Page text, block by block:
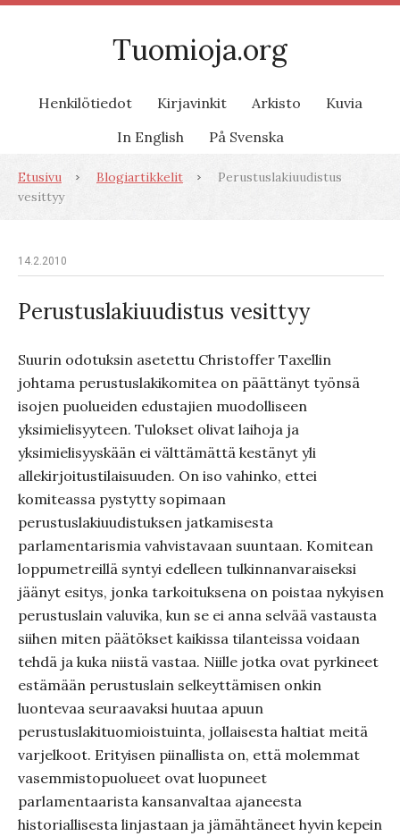
Tuomioja.org
Henkilötiedot Kirjavinkit Arkisto
Kuvia
In English
På Svenska
Etusivu Blogiartikkelit
Perustuslakiuudistus
vesittyy
14.2.2010
Perustuslakiuudistus vesittyy
Suurin odotuksin asetettu Christoffer Taxellin
johtama perustuslakikomitea on päättänyt työnsä
isojen puolueiden edustajien muodolliseen
yksimielisyyteen. Tulokset olivat laihoja ja
yksimielisyyskään ei välttämättä kestänyt yli
allekirjoitustilaisuuden. On iso vahinko, ettei
komiteassa pystytty sopimaan
perustuslakiuudistuksen jatkamisesta
parlamentarismia vahvistavaan suuntaan. Komitean
loppumetreillä syntyi edelleen tulkinnanvaraiseksi
jäänyt esitys, jonka tarkoituksena on poistaa nykyisen
perustuslain valuvika, kun se ei anna selvää vastausta
siihen miten päätökset kaikissa tilanteissa voidaan
tehdä ja kuka niistä vastaa. Niille jotka ovat pyrkineet
estämään perustuslain selkeyttämisen onkin
luontevaa seuraavaksi huutaa apuun
perustuslakituomioistuinta, jollaisesta haltiat meitä
varjelkoot. Erityisen piinallista on, että molemmat
vasemmistopuolueet ovat luopuneet
parlamentaarista kansanvaltaa ajaneesta
historiallisesta linjastaan ja jämähtäneet hyvin kepein